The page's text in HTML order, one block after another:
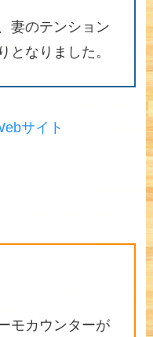
妻のテンション
となりました。
サイト
モカウンターが